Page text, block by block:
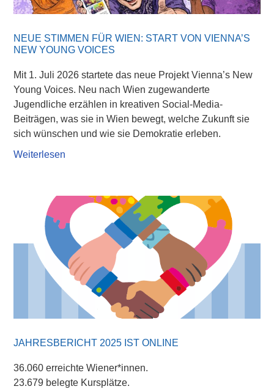
NEUE STIMMEN FÜR WIEN: START VON VIENNA’S
NEW YOUNG VOICES
Mit 1. Juli 2026 startete das neue Projekt Vienna’s New
Young Voices. Neu nach Wien zugewanderte
Jugendliche erzählen in kreativen Social-Media-
Beiträgen, was sie in Wien bewegt, welche Zukunft sie
sich wünschen und wie sie Demokratie erleben.
Weiterlesen
JAHRESBERICHT 2025 IST ONLINE
36.060 erreichte Wiener*innen.
23.679 belegte Kursplätze.